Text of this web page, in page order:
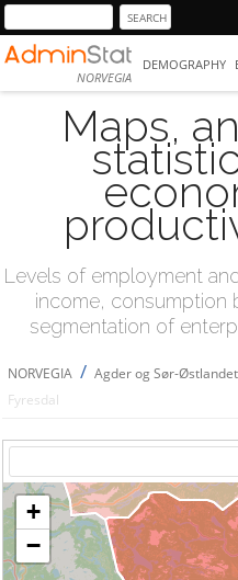
NORVEGIA
DEMOGRAPHY
Maps,
Levels of employment
income,
segmentation of
NORVEGIA / Agder og Sør-Østlandet
Fyresdal